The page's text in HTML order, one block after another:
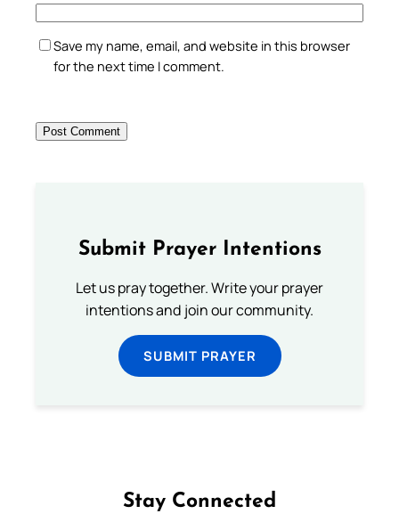
Save my name, email, and website in this browser
for the next time I comment.
Submit Prayer Intentions
Let us pray together. Write your prayer
intentions and join our community.
SUBMIT PRAYER
Stay Connected